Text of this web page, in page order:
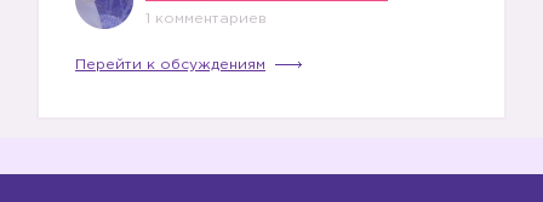
1 комментариев
Перейти к обсуждениям